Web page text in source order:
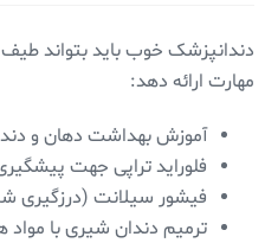
دندانپزشک خوب باید بتواند طیف
مهارت ارائه دهد:
آموزش بهداشت دهان و
فلوراید تراپی جهت
فیشور سیلانت (درزگیری
ترمیم دندان شیری با مواد